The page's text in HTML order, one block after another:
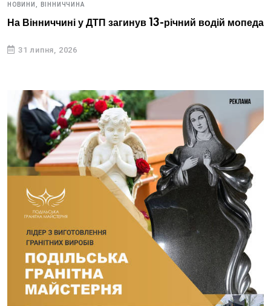
НОВИНИ, ВІННИЧЧИНА
На Вінниччині у ДТП загинув 13-річний водій мопеда
31 липня, 2026